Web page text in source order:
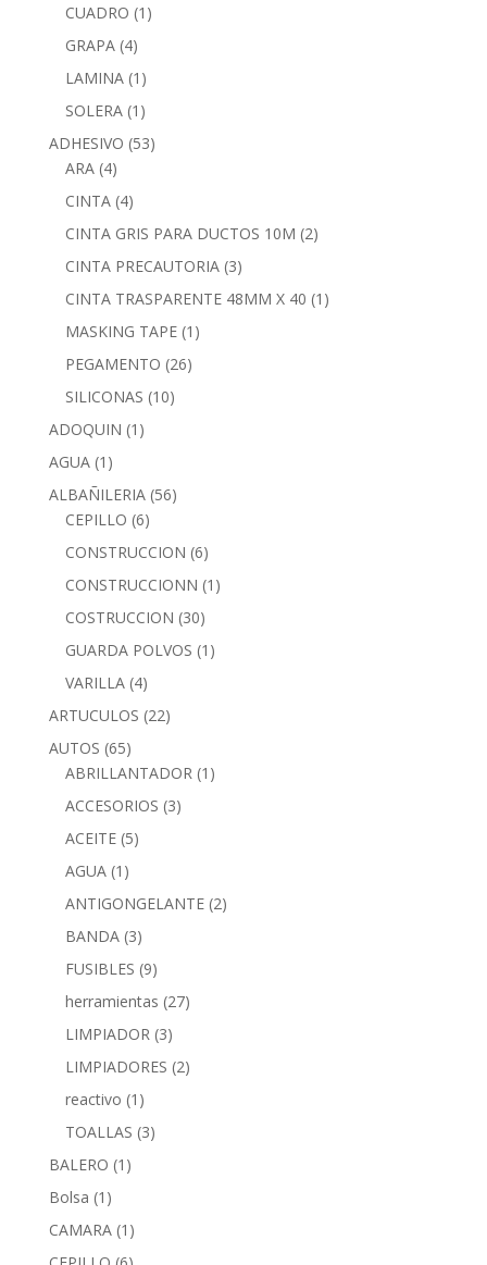
CUADRO (1)
GRAPA (4)
LAMINA (1)
SOLERA (1)
ADHESIVO (53)
ARA (4)
CINTA (4)
CINTA GRIS PARA DUCTOS 10M (2)
CINTA PRECAUTORIA (3)
CINTA TRASPARENTE 48MM X 40 (1)
MASKING TAPE (1)
PEGAMENTO (26)
SILICONAS (10)
ADOQUIN (1)
AGUA (1)
ALBAÑILERIA (56)
CEPILLO (6)
CONSTRUCCION (6)
CONSTRUCCIONN (1)
COSTRUCCION (30)
GUARDA POLVOS (1)
VARILLA (4)
ARTUCULOS (22)
AUTOS (65)
ABRILLANTADOR (1)
ACCESORIOS (3)
ACEITE (5)
AGUA (1)
ANTIGONGELANTE (2)
BANDA (3)
FUSIBLES (9)
herramientas (27)
LIMPIADOR (3)
LIMPIADORES (2)
reactivo (1)
TOALLAS (3)
BALERO (1)
Bolsa (1)
CAMARA (1)